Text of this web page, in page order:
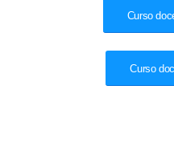
Curso
Curso